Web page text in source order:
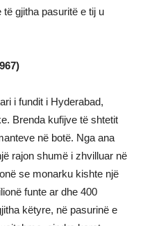
gjitha pasuritë e tij u
i fundit i Hyderabad,
Brenda kufijve të shtetit
në botë. Nga ana
rajon shumë i zhvilluar në
se monarku kishte një
funte ar dhe 400
këtyre, në pasurinë e